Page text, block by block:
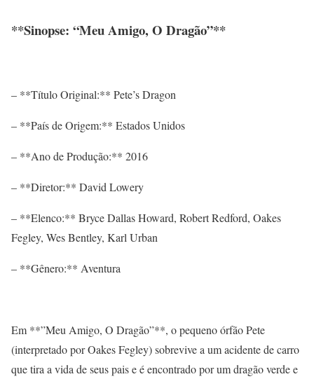
**Sinopse: “Meu Amigo, O Dragão”**
– **Título Original:** Pete’s Dragon
– **País de Origem:** Estados Unidos
– **Ano de Produção:** 2016
– **Diretor:** David Lowery
– **Elenco:** Bryce Dallas Howard, Robert Redford, Oakes
Fegley, Wes Bentley, Karl Urban
– **Gênero:** Aventura
Em **”Meu Amigo, O Dragão”**, o pequeno órfão Pete
(interpretado por Oakes Fegley) sobrevive a um acidente de carro
que tira a vida de seus pais e é encontrado por um dragão verde e